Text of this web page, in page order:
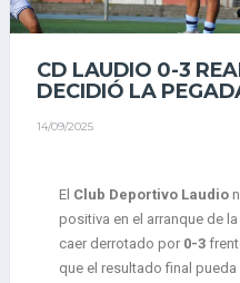
CD LAUDIO 0-3
DECIDIÓ LA
14/09/2025
El Club Deportivo Laudio
positiva en el arranque de la
caer derrotado por 0-3
que el resultado final pueda